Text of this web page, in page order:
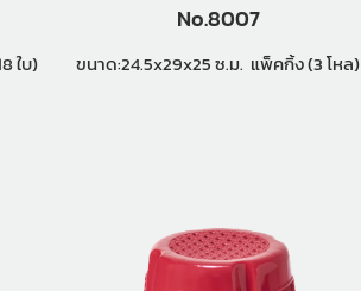
กิ้ง (18 ใบ)
No.8007
ขนาด:24.5x29x25 ซ.ม. แพ็คกิ้ง (3 โหล)